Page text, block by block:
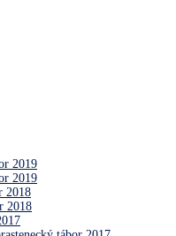
2019
2019
2018
2018